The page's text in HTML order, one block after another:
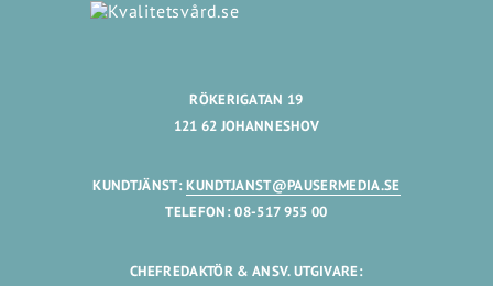
RÖKERIGATAN 19
121 62 JOHANNESHOV
KUNDTJÄNST:KUNDTJANST@PAUSERMEDIA.SE
TELEFON: 08-517 955 00
CHEFREDAKTÖR & ANSV. UTGIVARE: